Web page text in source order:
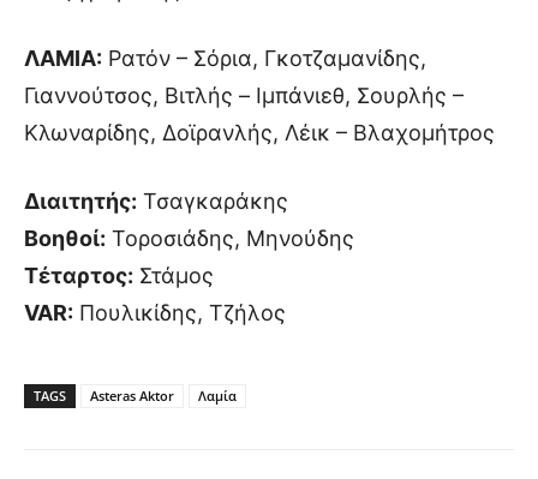
ΛΑΜΙΑ: Ρατόν – Σόρια, Γκοτζαμανίδης,
Γιαννούτσος, Βιτλής – Ιμπάνιεθ, Σουρλής –
Κλωναρίδης, Δοϊρανλής, Λέικ – Βλαχομήτρος
Διαιτητής: Τσαγκαράκης
Βοηθοί: Τοροσιάδης, Μηνούδης
Τέταρτος: Στάμος
VAR: Πουλικίδης, Τζήλος
TAGS Asteras Aktor Λαμία